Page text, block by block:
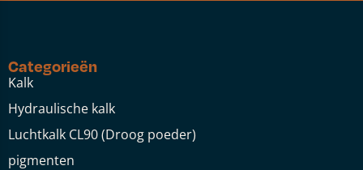
Categorieën
Kalk
Hydraulische kalk
Luchtkalk CL90 (Droog poeder)
pigmenten